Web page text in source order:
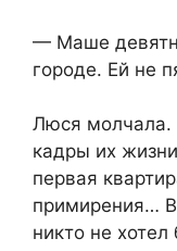
— Маше
городе. Ей не
Люся молчала.
кадры их
первая
примирения…
никто не